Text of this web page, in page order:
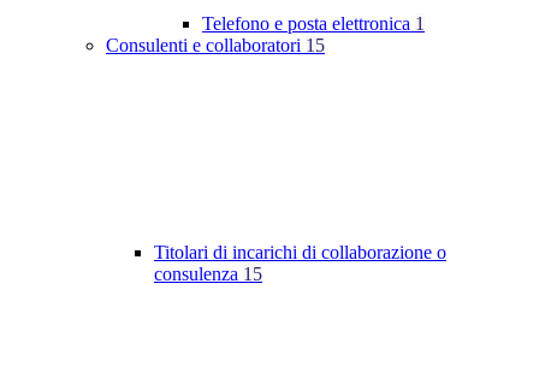
Telefono e posta elettronica 1
Consulenti e collaboratori 15
Titolari di incarichi di collaborazione o
consulenza 15